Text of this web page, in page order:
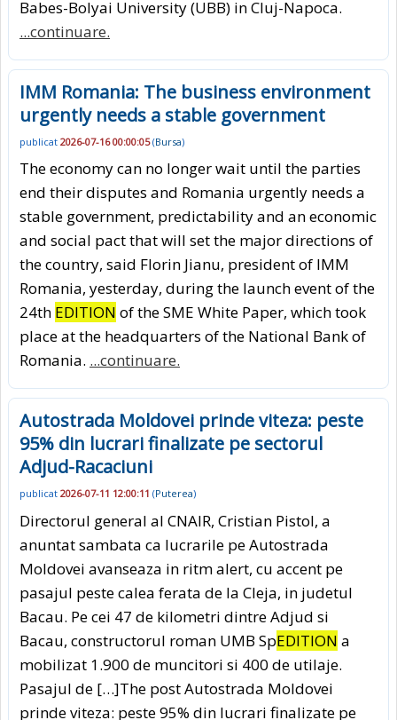
Babes-Bolyai University (UBB) in Cluj-Napoca.
...continuare.
IMM Romania: The business environment
urgently needs a stable government
publicat 2026-07-16 00:00:05(Bursa)
The economy can no longer wait until the parties
end their disputes and Romania urgently needs a
stable government, predictability and an economic
and social pact that will set the major directions of
the country, said Florin Jianu, president of IMM
Romania, yesterday, during the launch event of the
24th EDITION of the SME White Paper, which took
place at the headquarters of the National Bank of
Romania. ...continuare.
Autostrada Moldovei prinde viteza: peste
95% din lucrari finalizate pe sectorul
Adjud-Racaciuni
publicat 2026-07-11 12:00:11 (Puterea)
Directorul general al CNAIR, Cristian Pistol, a
anuntat sambata ca lucrarile pe Autostrada
Moldovei avanseaza in ritm alert, cu accent pe
pasajul peste calea ferata de la Cleja, in judetul
Bacau. Pe cei 47 de kilometri dintre Adjud si
Bacau, constructorul roman UMB SpEDITION a
mobilizat 1.900 de muncitori si 400 de utilaje.
Pasajul de […]The post Autostrada Moldovei
prinde viteza: peste 95% din lucrari finalizate pe